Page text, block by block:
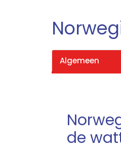
Algemeen
de